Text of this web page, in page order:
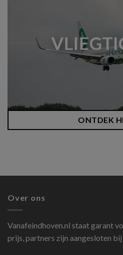
ONTDEK
Over ons
Vanafeindhoven.nl staat garant
prijs, partners zijn aangesloten bij